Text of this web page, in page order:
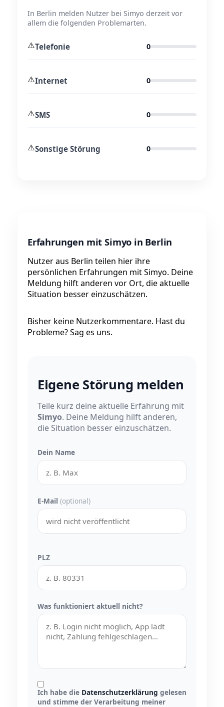
In Berlin melden Nutzer bei Simyo derzeit vor
allem die folgenden Problemarten.
⚠️Telefonie 0
⚠️Internet 0
⚠️SMS 0
⚠️Sonstige Störung 0
Erfahrungen mit Simyo in Berlin
Nutzer aus Berlin teilen hier ihre
persönlichen Erfahrungen mit Simyo. Deine
Meldung hilft anderen vor Ort, die aktuelle
Situation besser einzuschätzen.
Bisher keine Nutzerkommentare. Hast du
Probleme? Sag es uns.
Eigene Störung melden
Teile kurz deine aktuelle Erfahrung mit
Simyo. Deine Meldung hilft anderen,
die Situation besser einzuschätzen.
Dein Name
E-Mail (optional)
PLZ
Was funktioniert aktuell nicht?
Ich habe die Datenschutzerklärung gelesen
und stimme der Verarbeitung meiner